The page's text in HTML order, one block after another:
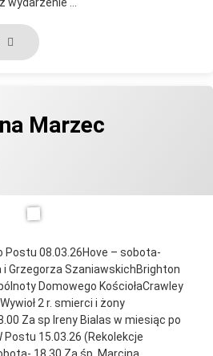
DNI MŁODYCH 2026
Marzec
08.03.26Hove – sobota-
i Grzegorza SzaniawskichBrighton
Domowego KościołaCrawley
2 r. smierci i żony
Za sp Ireny Bialas w miesiąc po
15.03.26 (Rekolekcje